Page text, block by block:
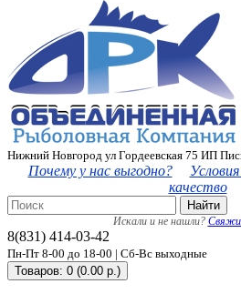
Нижний Новгород ул Гордеевская 75 ИП
Почему у нас выгодно?
качество
Найти
Искали и не нашли?
8(831) 414-03-42
Пн-Пт 8-00 до 18-00 | Сб-Вс выходные
Товаров: 0 (0.00 р.)